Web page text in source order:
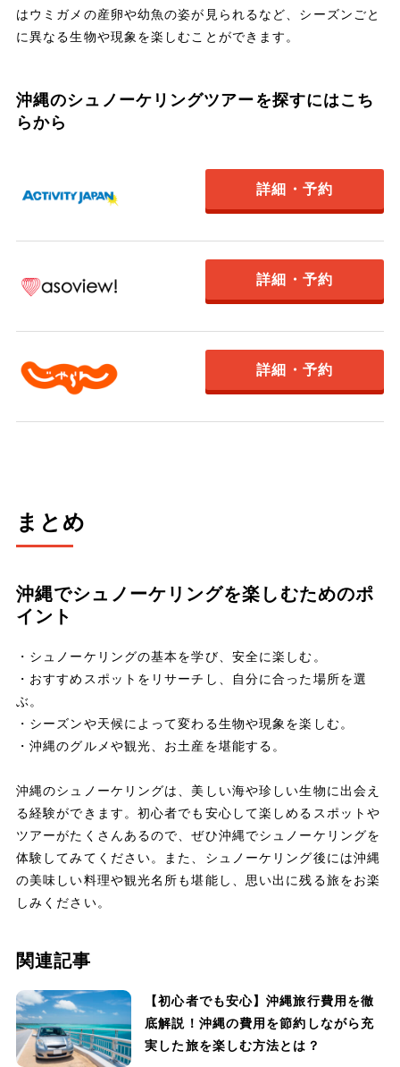
はウミガメの産卵や幼魚の姿が見られるなど、シーズンごと
に異なる生物や現象を楽しむことができます。
沖縄のシュノーケリングツアーを探すにはこち
らから
詳細・予約
詳細・予約
詳細・予約
まとめ
沖縄でシュノーケリングを楽しむためのポ
イント
・シュノーケリングの基本を学び、安全に楽しむ。
・おすすめスポットをリサーチし、自分に合った場所を選
ぶ。
・シーズンや天候によって変わる生物や現象を楽しむ。
・沖縄のグルメや観光、お土産を堪能する。
沖縄のシュノーケリングは、美しい海や珍しい生物に出会え
る経験ができます。初心者でも安心して楽しめるスポットや
ツアーがたくさんあるので、ぜひ沖縄でシュノーケリングを
体験してみてください。また、シュノーケリング後には沖縄
の美味しい料理や観光名所も堪能し、思い出に残る旅をお楽
しみください。
関連記事
【初心者でも安心】沖縄旅行費用を徹
底解説！沖縄の費用を節約しながら充
実した旅を楽しむ方法とは？